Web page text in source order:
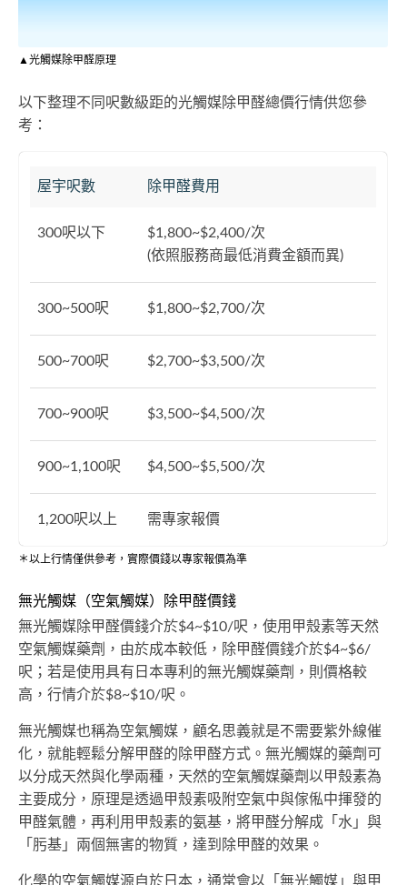
▲光觸媒除甲醛原理
以下整理不同呎數級距的光觸媒除甲醛總價行情供您參
考：
屋宇呎數 除甲醛費用
300呎以下
$1,800~$2,400/次
(依照服務商最低消費金額而異)
300~500呎 $1,800~$2,700/次
500~700呎 $2,700~$3,500/次
700~900呎 $3,500~$4,500/次
900~1,100呎 $4,500~$5,500/次
1,200呎以上 需專家報價
＊以上行情僅供參考，實際價錢以專家報價為準
無光觸媒（空氣觸媒）除甲醛價錢
無光觸媒除甲醛價錢介於$4~$10/呎，使用甲殼素等天然
空氣觸媒藥劑，由於成本較低，除甲醛價錢介於$4~$6/
呎；若是使用具有日本專利的無光觸媒藥劑，則價格較
高，行情介於$8~$10/呎。
無光觸媒也稱為空氣觸媒，顧名思義就是不需要紫外線催
化，就能輕鬆分解甲醛的除甲醛方式。無光觸媒的藥劑可
以分成天然與化學兩種，天然的空氣觸媒藥劑以甲殼素為
主要成分，原理是透過甲殼素吸附空氣中與傢俬中揮發的
甲醛氣體，再利用甲殼素的氨基，將甲醛分解成「水」與
「肟基」兩個無害的物質，達到除甲醛的效果。
化學的空氣觸媒源自於日本，通常會以「無光觸媒」與甲